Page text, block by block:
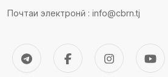
Почтаи электронӣ : info@cbrn.tj